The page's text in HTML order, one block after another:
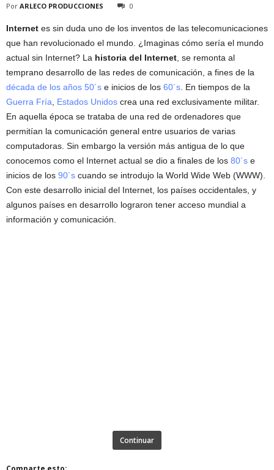
Por ARLECO PRODUCCIONES 0
Internet es sin duda uno de los inventos de las telecomunicaciones
que han revolucionado el mundo. ¿Imaginas cómo sería el mundo
actual sin Internet? La historia del Internet , se remonta al
temprano desarrollo de las redes de comunicación, a fines de la
década de los años 50´s e inicios de los 60´s . En tiempos de la
Guerra Fría
Estados Unidos crea una red exclusivamente militar.
En aquella época se trataba de una red de ordenadores que
permitían la comunicación general entre usuarios de varias
computadoras. Sin embargo la versión más antigua de lo que
conocemos como el Internet actual se dio a finales de los 80´s e
inicios de los 90´s cuando se introdujo la World Wide Web (WWW).
Con este desarrollo inicial del Internet, los países occidentales, y
algunos países en desarrollo lograron tener acceso mundial a
información y comunicación.
Continuar